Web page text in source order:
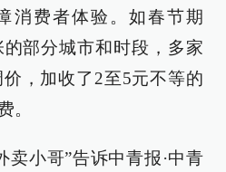
消费者体验。如春节期
部分城市和时段，多家
，加收了2至5元不等的
。
卖小哥”告诉中青报·中青